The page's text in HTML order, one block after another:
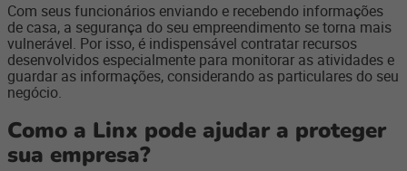
Com seus funcionários enviando e recebendo informações
de casa, a segurança do seu empreendimento se torna mais
vulnerável. Por isso, é indispensável contratar recursos
desenvolvidos especialmente para monitorar as atividades e
guardar as informações, considerando as particulares do seu
negócio.
Como a Linx pode ajudar a proteger
sua empresa?